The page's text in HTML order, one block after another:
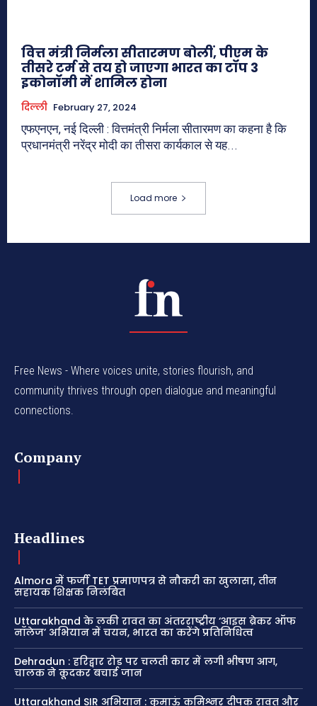
वित्त मंत्री निर्मला सीतारमण बोलीं, पीएम के
तीसरे टर्म से तय हो जाएगा भारत का टॉप 3
इकोनॉमी में शामिल होना
दिल्ली February 27, 2024
एफएनएन, नई दिल्ली : वित्तमंत्री निर्मला सीतारमण का कहना है कि
प्रधानमंत्री नरेंद्र मोदी का तीसरा कार्यकाल से यह...
Load more
Free News - Where voices unite, stories flourish, and
community thrives through open dialogue and meaningful
connections.
Company
Headlines
Almora में फर्जी TET प्रमाणपत्र से नौकरी का खुलासा, तीन
सहायक शिक्षक निलंबित
Uttarakhand के लकी रावत का अंतरराष्ट्रीय ‘आइस ब्रेकर ऑफ
नॉलेज’ अभियान में चयन, भारत का करेंगे प्रतिनिधित्व
Dehradun : हरिद्वार रोड पर चलती कार में लगी भीषण आग,
चालक ने कूदकर बचाई जान
Uttarakhand SIR अभियान : कुमाऊं कमिश्नर दीपक रावत और